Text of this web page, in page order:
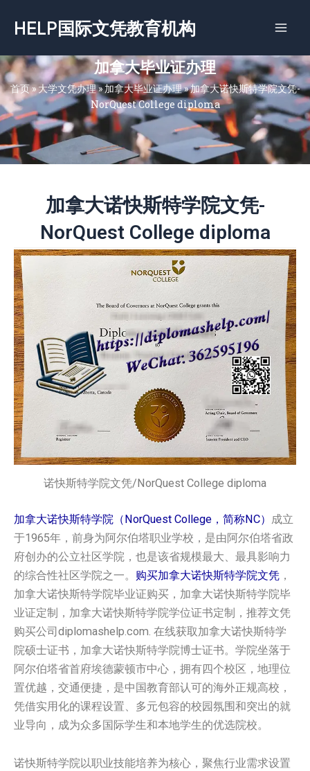
容
HELP国际文凭教育机构
加拿大毕业证办理
首页»大学文凭办理»加拿大毕业证办理»加拿大诺快斯特学院文凭-
NorQuest College diploma
加拿大诺快斯特学院文凭-
NorQuest College diploma
诺快斯特学院文凭/NorQuest College diploma
加拿大诺快斯特学院（NorQuest College，简称NC）
成立
于1965年，前身为阿尔伯塔职业学校，是由阿尔伯塔省政
府创办的公立社区学院，也是该省规模最大、最具影响力
的综合性社区学院之一。 购买加拿大诺快斯特学院文凭 ，
加拿大诺快斯特学院毕业证购买，加拿大诺快斯特学院毕
业证定制，加拿大诺快斯特学院学位证书定制，推荐文凭
购买公司diplomashelp.com. 在线获取加拿大诺快斯特学
院硕士证书，加拿大诺快斯特学院博士证书。学院坐落于
阿尔伯塔省首府埃德蒙顿市中心，拥有四个校区，地理位
置优越，交通便捷，是中国教育部认可的海外正规高校，
凭借实用化的课程设置、多元包容的校园氛围和突出的就
业导向，成为众多国际学生和本地学生的优选院校。
诺快斯特学院以职业技能培养为核心，聚焦行业需求设置